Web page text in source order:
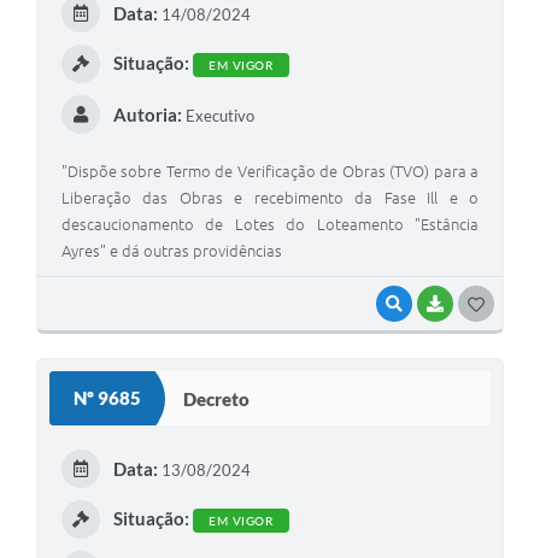
VISUALIZAR
BAIXAR
Data: 14/08/2024
Situação: EM VIGOR
Autoria: Executivo
"Dispõe sobre Termo de Verificação de Obras (TVO) para a
Liberação das Obras e recebimento da Fase Ill e o
descaucionamento de Lotes do Loteamento "Estância
Ayres" e dá outras providências
Nº 9685 Decreto
Data: 13/08/2024
Situação: EM VIGOR